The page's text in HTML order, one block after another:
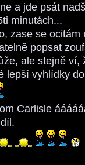
a jde psát
minutách...
zase se ocitám
popsat
ale stejně ví,
lepší vyhlídky
Carlisle